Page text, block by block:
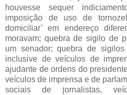
houvesse sequer
imposição de uso de
domiciliar’ em endereço
moravam; quebra de sigilo de
um senador; quebra de
inclusive de veículos de
ajudante de ordens do
veículos de imprensa e de
sociais de jornalistas,